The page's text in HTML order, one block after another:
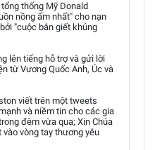
thống Mỹ Donald
nồng ấm nhất" cho nạn
"cuộc bắn giết khủng
lên tiếng hỗ trợ và gửi lời
từ Vương Quốc Anh, Úc và
viết trên một tweets
và niềm tin cho các gia
đêm vừa qua; Xin Chúa
vòng tay thương yêu